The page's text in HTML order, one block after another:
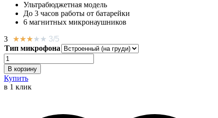
Ультрабюджетная модель
До 3 часов работы от батарейки
6 магнитных микронаушников
3 ★★★★★ 3/5
Тип микрофона
Количество
Гарнитура
Connect
Start
с
В корзину
Купить
в 1 клик